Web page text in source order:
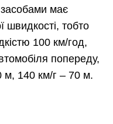
має
швидкості, тобто
100 км/год,
попереду,
м, 140 км/г – 70 м.